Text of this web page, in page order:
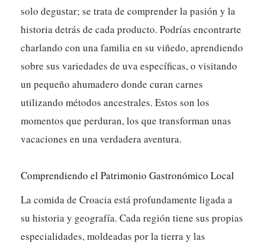
solo degustar; se trata de comprender la pasión y la
historia detrás de cada producto. Podrías encontrarte
charlando con una familia en su viñedo, aprendiendo
sobre sus variedades de uva específicas, o visitando
un pequeño ahumadero donde curan carnes
utilizando métodos ancestrales. Estos son los
momentos que perduran, los que transforman unas
vacaciones en una verdadera aventura.
Comprendiendo el Patrimonio Gastronómico Local
La comida de Croacia está profundamente ligada a
su historia y geografía. Cada región tiene sus propias
especialidades, moldeadas por la tierra y las